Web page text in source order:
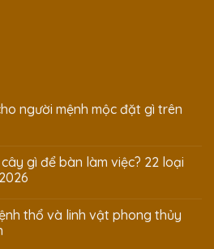
người mệnh mộc đặt gì trên
gì để bàn làm việc? 22 loại
thổ và linh vật phong thủy